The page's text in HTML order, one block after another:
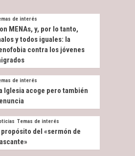
de interés
MENAs, y, por lo tanto,
y todos iguales: la
contra los jóvenes
de interés
Iglesia acoge pero también
Temas de interés
propósito del «sermón de